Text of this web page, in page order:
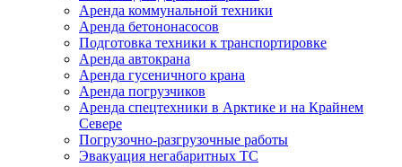
Аренда коммунальной техники
Аренда бетононасосов
Подготовка техники к транспортировке
Аренда автокрана
Аренда гусеничного крана
Аренда погрузчиков
Аренда спецтехники в Арктике и на Крайнем
Севере
Погрузочно-разгрузочные работы
Эвакуация негабаритных ТС